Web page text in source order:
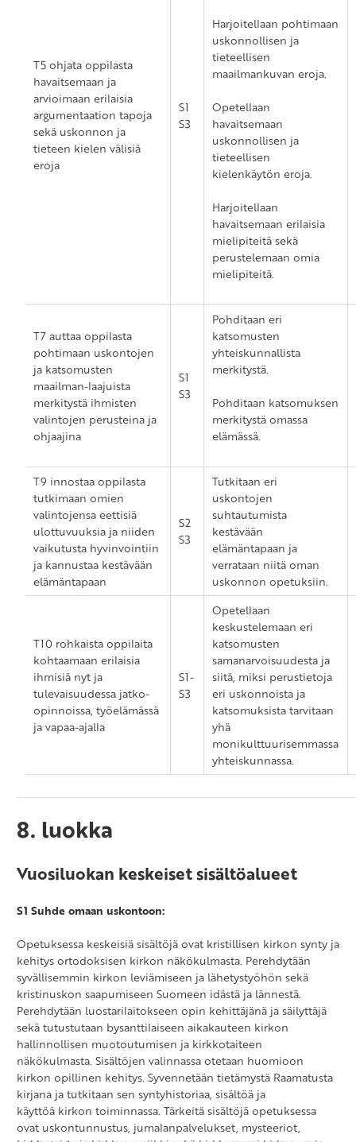
T5 ohjata oppilasta
havaitsemaan ja
arvioimaan erilaisia
argumentaation tapoja
sekä uskonnon ja
tieteen kielen välisiä
eroja
S1
S3
Harjoitellaan pohtimaan
uskonnollisen ja
tieteellisen
maailmankuvan eroja.
Opetellaan
havaitsemaan
uskonnollisen ja
tieteellisen
kielenkäytön eroja.
Harjoitellaan
havaitsemaan erilaisia
mielipiteitä sekä
perustelemaan omia
mielipiteitä.
T7 auttaa oppilasta
pohtimaan uskontojen
ja katsomusten
maailman-laajuista
merkitystä ihmisten
valintojen perusteina ja
ohjaajina
S1
S3
Pohditaan eri
katsomusten
yhteiskunnallista
merkitystä.
Pohditaan katsomuksen
merkitystä omassa
elämässä.
T9 innostaa oppilasta
tutkimaan omien
valintojensa eettisiä
ulottuvuuksia ja niiden
vaikutusta hyvinvointiin
ja kannustaa kestävään
elämäntapaan
S2
S3
Tutkitaan eri
uskontojen
suhtautumista
kestävään
elämäntapaan ja
verrataan niitä oman
uskonnon opetuksiin.
T10 rohkaista oppilaita
kohtaamaan erilaisia
ihmisiä nyt ja
tulevaisuudessa jatko-
opinnoissa, työelämässä
ja vapaa-ajalla
S1-
S3
Opetellaan
keskustelemaan eri
katsomusten
samanarvoisuudesta ja
siitä, miksi perustietoja
eri uskonnoista ja
katsomuksista tarvitaan
yhä
monikulttuurisemmassa
yhteiskunnassa.
8. luokka
Vuosiluokan keskeiset sisältöalueet
S1 Suhde omaan uskontoon:
Opetuksessa keskeisiä sisältöjä ovat kristillisen kirkon synty ja
kehitys ortodoksisen kirkon näkökulmasta. Perehdytään
syvällisemmin kirkon leviämiseen ja lähetystyöhön sekä
kristinuskon saapumiseen Suomeen idästä ja lännestä.
Perehdytään luostarilaitokseen opin kehittäjänä ja säilyttäjä
sekä tutustutaan bysanttilaiseen aikakauteen kirkon
hallinnollisen muotoutumisen ja kirkkotaiteen
näkökulmasta. Sisältöjen valinnassa otetaan huomioon
kirkon opillinen kehitys. Syvennetään tietämystä Raamatusta
kirjana ja tutkitaan sen syntyhistoriaa, sisältöä ja
käyttöä kirkon toiminnassa. Tärkeitä sisältöjä opetuksessa
ovat uskontunnustus, jumalanpalvelukset, mysteeriot,